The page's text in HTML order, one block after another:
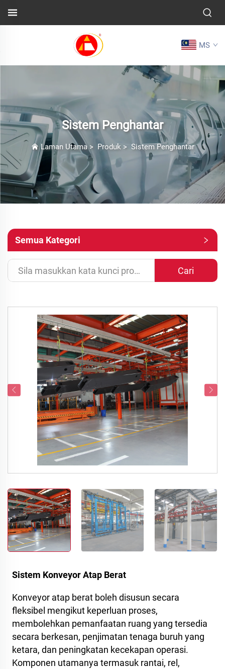
MS
Sistem Penghantar
Laman Utama> Produk > Sistem Penghantar
Semua Kategori
Cari
Sistem Konveyor Atap Berat
Konveyor atap berat boleh disusun secara
fleksibel mengikut keperluan proses,
membolehkan pemanfaatan ruang yang tersedia
secara berkesan, penjimatan tenaga buruh yang
ketara, dan peningkatan kecekapan operasi.
Komponen utamanya termasuk rantai, rel,